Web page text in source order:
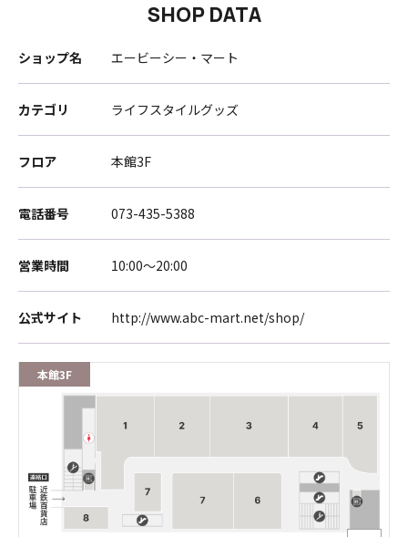
SHOP DATA
ショップ名 エービーシー・マート
カテゴリ ライフスタイルグッズ
フロア 本館3F
電話番号 073-435-5388
営業時間 10:00～20:00
公式サイト http://www.abc-mart.net/shop/
本館3F